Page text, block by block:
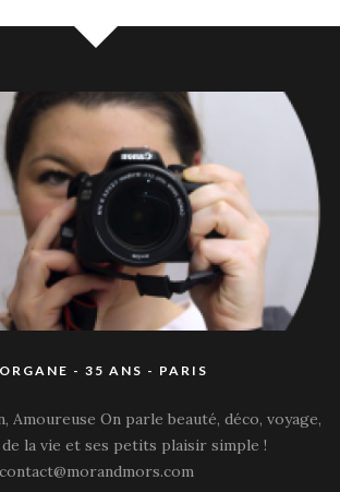
- 35 ANS - PARIS
Amoureuse On parle beauté, déco, voyage,
de la vie et ses petits plaisir simple !
contact@morandmors.com